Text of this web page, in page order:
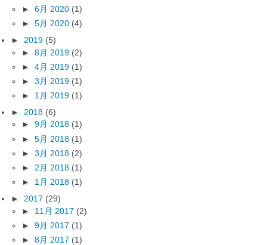
► 6月 2020 (1)
► 5月 2020 (4)
► 2019 (5)
► 8月 2019 (2)
► 4月 2019 (1)
► 3月 2019 (1)
► 1月 2019 (1)
► 2018 (6)
► 9月 2018 (1)
► 5月 2018 (1)
► 3月 2018 (2)
► 2月 2018 (1)
► 1月 2018 (1)
► 2017 (29)
► 11月 2017 (2)
► 9月 2017 (1)
► 8月 2017 (1)